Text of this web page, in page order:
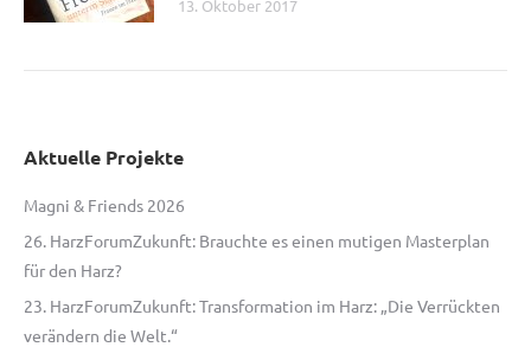
13. Oktober 2017
Aktuelle Projekte
Magni & Friends 2026
26. HarzForumZukunft: Brauchte es einen mutigen Masterplan
für den Harz?
23. HarzForumZukunft: Transformation im Harz: „Die Verrückten
verändern die Welt.“